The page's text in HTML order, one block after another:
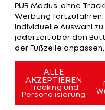
PUR Modus, ohne
Werbung
individuelle Auswahl
jederzeit über den
der Fußzeile anpassen.
ALLE
AKZEPTIEREN
Tracking und
Personalisierung